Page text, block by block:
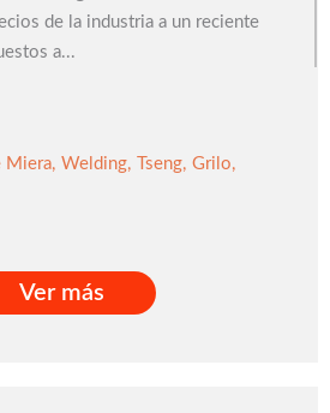
de la industria a un reciente
a...
Miera, Welding, Tseng, Grilo,
Ver más